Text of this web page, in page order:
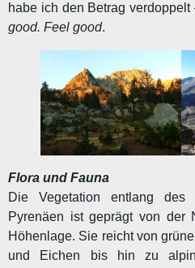
habe ich den Betrag
good. Feel good.
Flora und Fauna
Die Vegetation entlang
Pyrenäen ist geprägt von der
Höhenlage. Sie reicht von
und Eichen bis hin zu